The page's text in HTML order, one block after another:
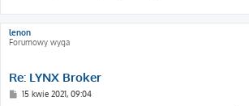
lenon
Forumowy wyga
Re: LYNX Broker
P15 kwie 2021, 09:04